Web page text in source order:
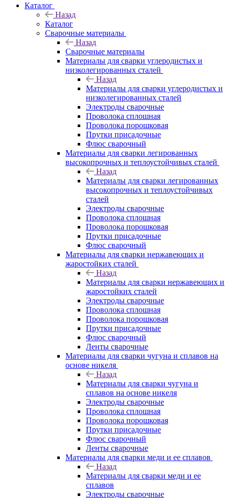
Каталог
Назад
Каталог
Сварочные материалы
Назад
Сварочные материалы
Материалы для сварки углеродистых и
низколегированных сталей
Назад
Материалы для сварки углеродистых и
низколегированных сталей
Электроды сварочные
Проволока сплошная
Проволока порошковая
Прутки присадочные
Флюс сварочный
Материалы для сварки легированных
высокопрочных и теплоустойчивых сталей
Назад
Материалы для сварки легированных
высокопрочных и теплоустойчивых
сталей
Электроды сварочные
Проволока сплошная
Проволока порошковая
Прутки присадочные
Флюс сварочный
Материалы для сварки нержавеющих и
жаростойких сталей
Назад
Материалы для сварки нержавеющих и
жаростойких сталей
Электроды сварочные
Проволока сплошная
Проволока порошковая
Прутки присадочные
Флюс сварочный
Ленты сварочные
Материалы для сварки чугуна и сплавов на
основе никеля
Назад
Материалы для сварки чугуна и
сплавов на основе никеля
Электроды сварочные
Проволока сплошная
Проволока порошковая
Прутки присадочные
Флюс сварочный
Ленты сварочные
Материалы для сварки меди и ее сплавов
Назад
Материалы для сварки меди и ее
сплавов
Электроды сварочные